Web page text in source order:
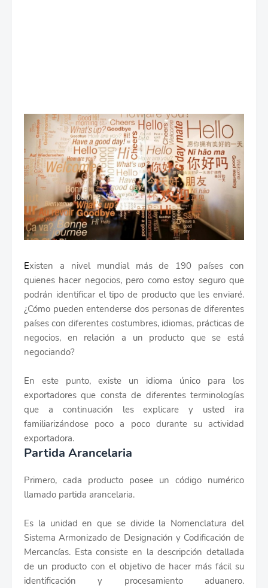
Existen a nivel mundial más de 190 países con
quienes hacer negocios, pero como estoy seguro que
podrán identificar el tipo de producto que les enviaré.
¿Cómo pueden entenderse dos personas de diferentes
países con diferentes costumbres, idiomas, prácticas de
negocios, en relación a un producto que se está
negociando?
En este punto, existe un idioma único para los
exportadores que consta de diferentes terminologías
que a continuación les explicare y usted ira
familiarizándose poco a poco durante su actividad
exportadora.
Partida Arancelaria
Primero, cada producto posee un código numérico
llamado partida arancelaria.
Es la unidad en que se divide la Nomenclatura del
Sistema Armonizado de Designación y Codificación de
Mercancías. Esta consiste en la descripción detallada
de un producto con el objetivo de hacer más fácil su
identificación y procesamiento aduanero.